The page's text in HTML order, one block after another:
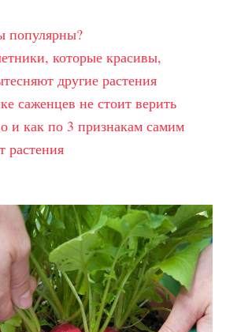
популярны?
которые красивы,
другие растения
саженцев не стоит верить
и как по 3 признакам самим
растения